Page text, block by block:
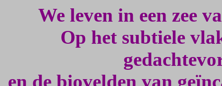
We leven in een zee
Op het subtiele
en de biovelden van